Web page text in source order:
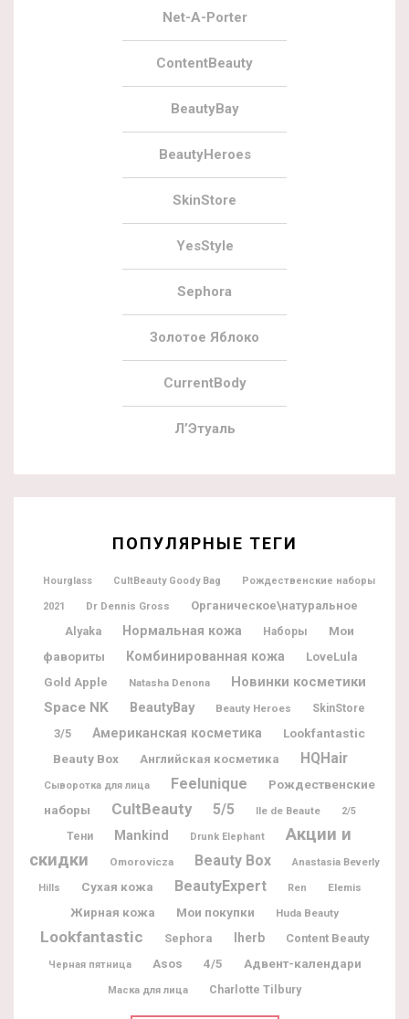
Net-A-Porter
ContentBeauty
BeautyBay
BeautyHeroes
SkinStore
YesStyle
Sephora
Золотое Яблоко
CurrentBody
Л’Этуаль
ПОПУЛЯРНЫЕ ТЕГИ
Hourglass CultBeauty Goody Bag Рождественские наборы
2021 Dr Dennis Gross
Органическое\натуральное
Alyaka
Нормальная кожа Наборы
Мои
фавориты
Комбинированная кожа
LoveLula
Gold Apple
Natasha Denona
Новинки косметики
Space NK
BeautyBay Beauty Heroes SkinStore
3/5 Американская косметика
Lookfantastic
Beauty Box
Английская косметика HQHair
Сыворотка для лица Feelunique
Рождественские
наборы
CultBeauty 5/5 Ile de Beaute 2/5
Тени Mankind Drunk Elephant
Акции и
скидки
Omorovicza Beauty Box Anastasia Beverly
Hills Сухая кожа BeautyExpert Ren Elemis
Жирная кожа Мои покупки Huda Beauty
Lookfantastic Sephora Iherb Content Beauty
Черная пятница Asos 4/5 Адвент-календари
Маска для лица Charlotte Tilbury